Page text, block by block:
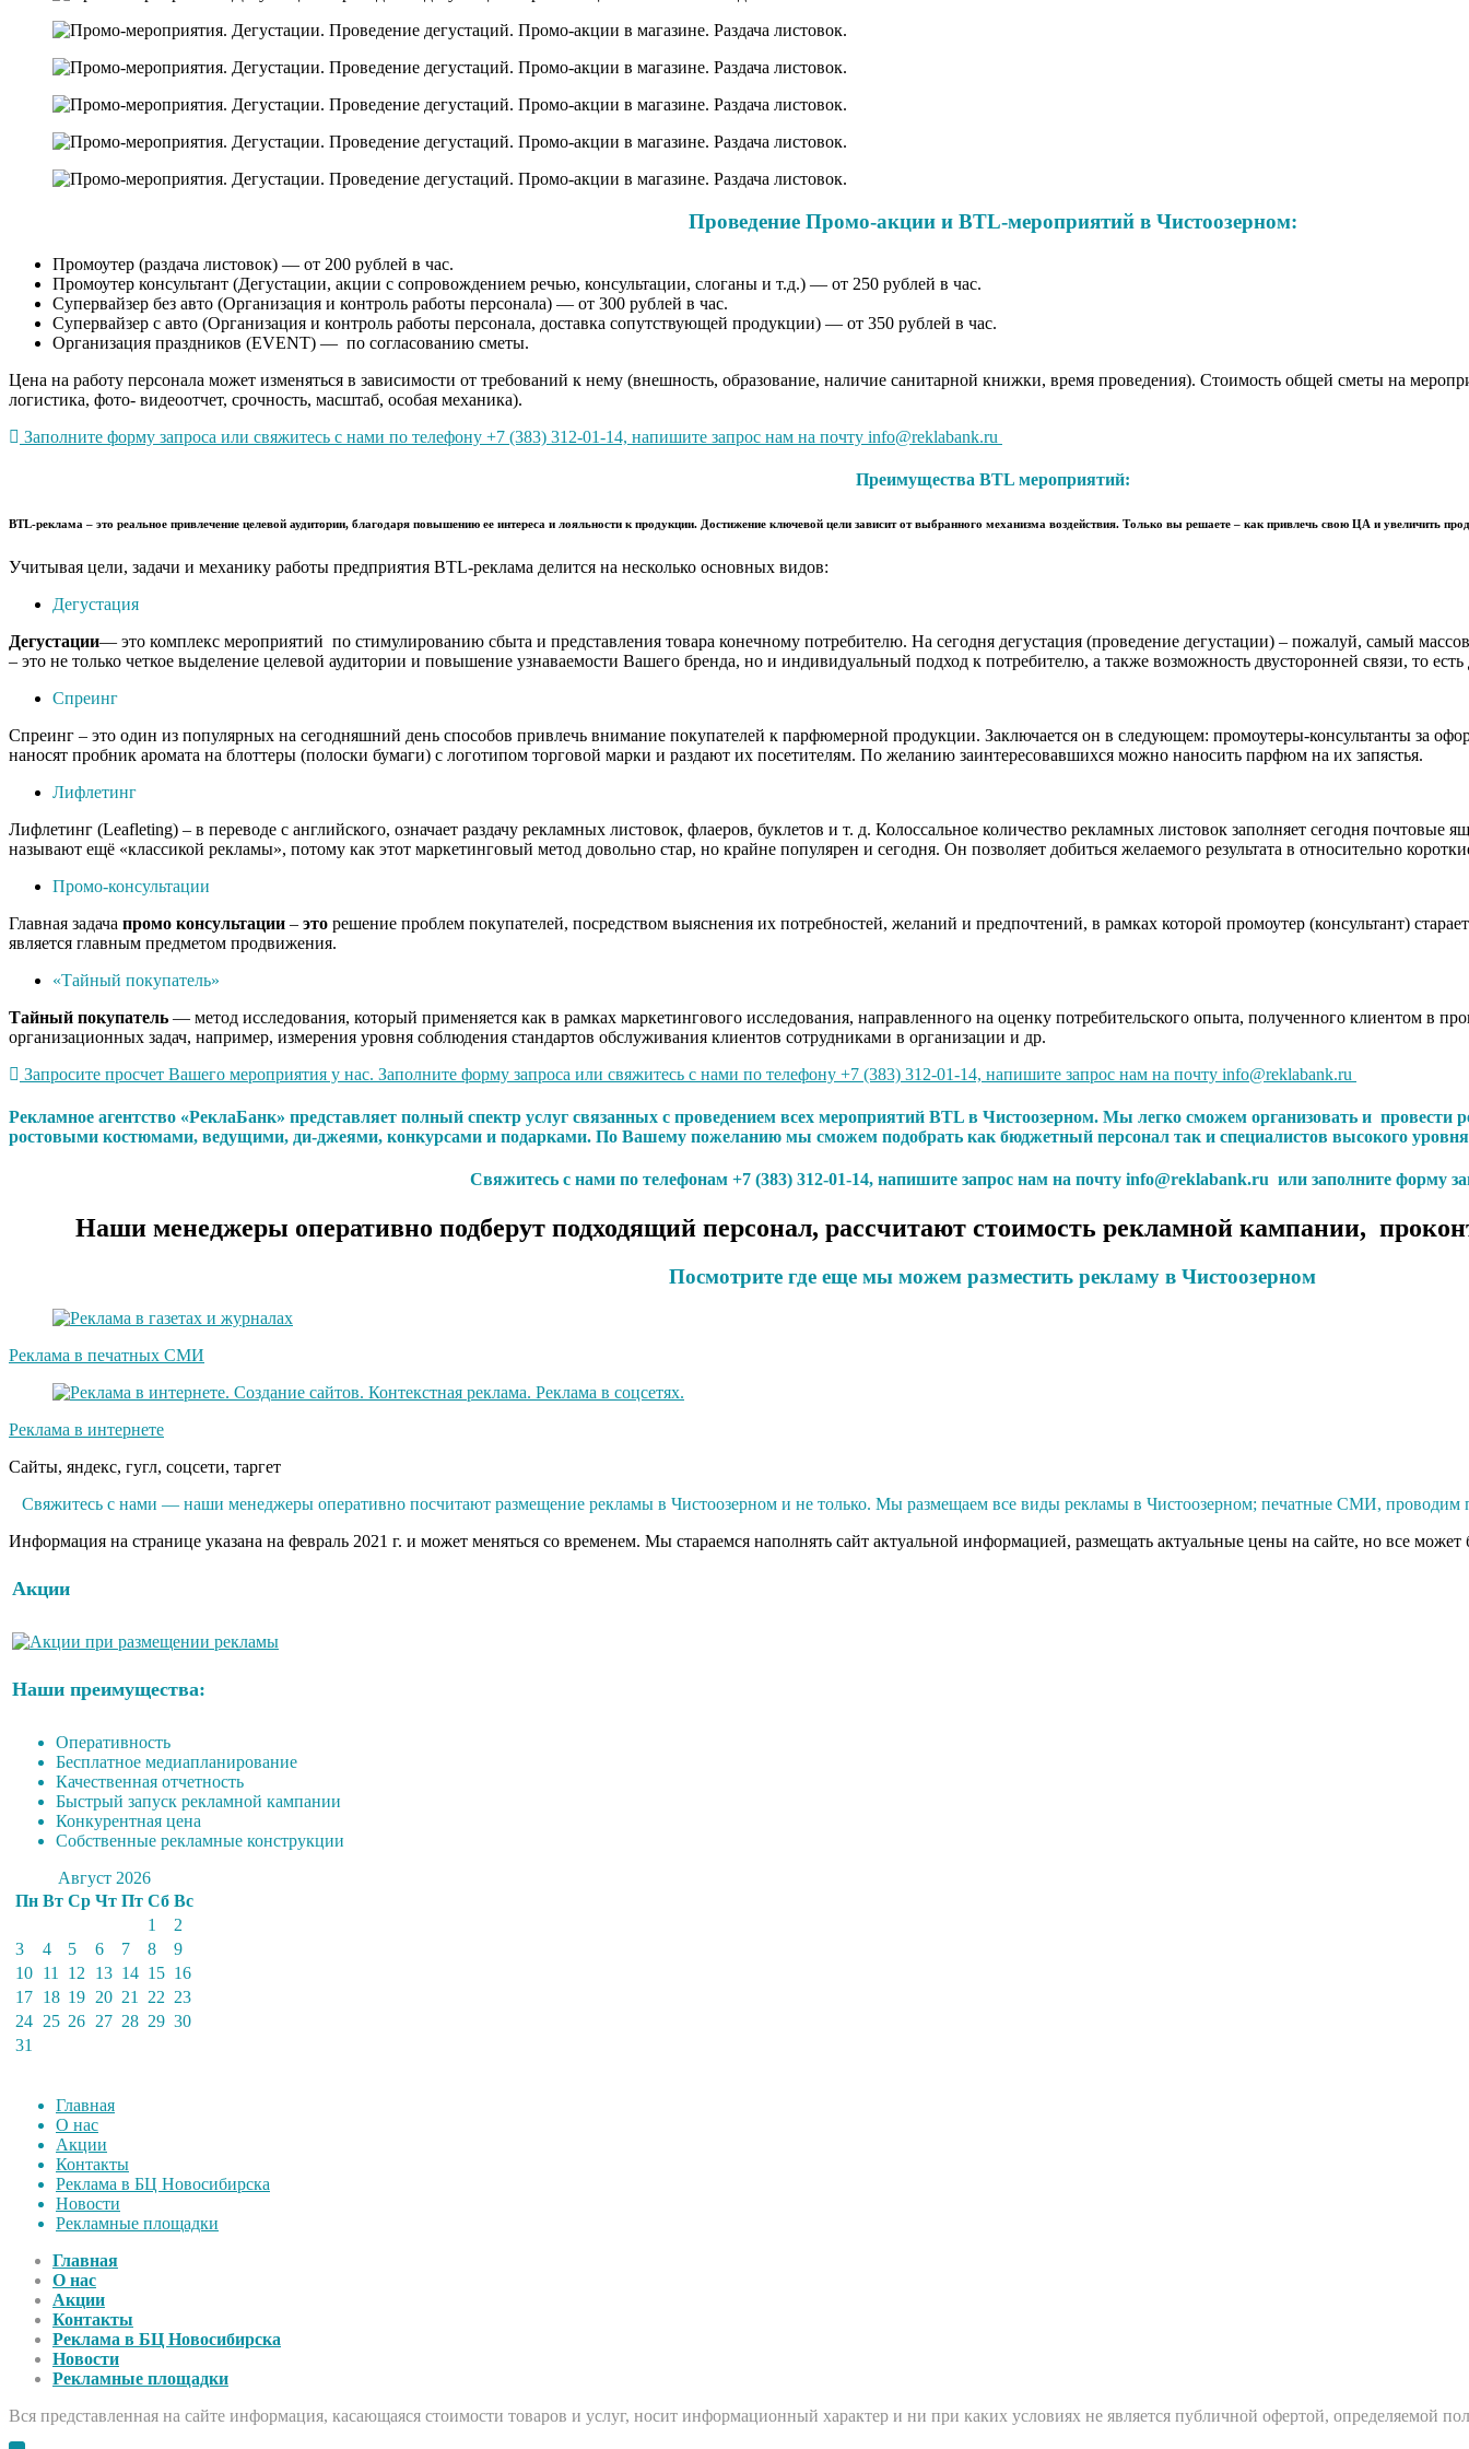
Проведение Промо-акции и BTL-мероприятий в Чистоозерном:
Промоутер (раздача листовок) — от 200 рублей в час.
Промоутер консультант (Дегустации, акции с сопровождением речью, консультации, слоганы и т.д.) — от 250 рублей в час.
Супервайзер без авто (Организация и контроль работы персонала) — от 300 рублей в час.
Супервайзер с авто (Организация и контроль работы персонала, доставка сопутствующей продукции) — от 350 рублей в час.
Организация праздников (EVENT) — по согласованию сметы.
Цена на работу персонала может изменяться в зависимости от требований к нему (внешность, образование, наличие санитарной книжки, время проведения). Стоимость общей сметы на
логистика, фото- видеоотчет, срочность, масштаб, особая механика).
Заполните форму запроса или свяжитесь с нами по телефону +7 (383) 312-01-14, напишите запрос нам на почту info@reklabank.ru
Преимущества BTL мероприятий:
BTL-реклама – это реальное привлечение целевой аудитории, благодаря повышению ее интереса и лояльности к продукции. Достижение ключевой цели зависит от выбранного механизма воздействия. Только вы решаете – как привлечь свою ЦА и увеличить
Учитывая цели, задачи и механику работы предприятия BTL-реклама делится на несколько основных видов:
Дегустация
Дегустации— это комплекс мероприятий по стимулированию сбыта и представления товара конечному потребителю. На сегодня дегустация (проведение дегустации) – пожалуй, самый
– это не только четкое выделение целевой аудитории и повышение узнаваемости Вашего бренда, но и индивидуальный подход к потребителю, а также возможность двусторонней связи, то есть
Спреинг
Спреинг – это один из популярных на сегодняшний день способов привлечь внимание покупателей к парфюмерной продукции. Заключается он в следующем: промоутеры-консультанты за
наносят пробник аромата на блоттеры (полоски бумаги) с логотипом торговой марки и раздают их посетителям. По желанию заинтересовавшихся можно наносить парфюм на их запястья.
Лифлетинг
Лифлетинг (Leafleting) – в переводе с английского, означает раздачу рекламных листовок, флаеров, буклетов и т. д. Колоссальное количество рекламных листовок заполняет сегодня
называют ещё «классикой рекламы», потому как этот маркетинговый метод довольно стар, но крайне популярен и сегодня. Он позволяет добиться желаемого результата в относительно
Промо-консультации
Главная задача промо консультации – это решение проблем покупателей, посредством выяснения их потребностей, желаний и предпочтений, в рамках которой промоутер (консультант)
является главным предметом продвижения.
«Тайный покупатель»
Тайный покупатель — метод исследования, который применяется как в рамках маркетингового исследования, направленного на оценку потребительского опыта, полученного клиентом в
организационных задач, например, измерения уровня соблюдения стандартов обслуживания клиентов сотрудниками в организации и др.
Запросите просчет Вашего мероприятия у нас. Заполните форму запроса или свяжитесь с нами по телефону +7 (383) 312-01-14, напишите запрос нам на почту info@reklabank.ru
Рекламное агентство «РеклаБанк» представляет полный спектр услуг связанных с проведением всех мероприятий BTL в Чистоозерном. Мы легко сможем организовать и
ростовыми костюмами, ведущими, ди-джеями, конкурсами и подарками. По Вашему пожеланию мы сможем подобрать как бюджетный персонал так и специалистов высокого
Свяжитесь с нами по телефонам +7 (383) 312-01-14, напишите запрос нам на почту info@reklabank.ru или заполните форму
Наши менеджеры оперативно подберут подходящий персонал, рассчитают стоимость рекламной кампании,
Посмотрите где еще мы можем разместить рекламу в Чистоозерном
Реклама в печатных СМИ
Реклама в интернете
Сайты, яндекс, гугл, соцсети, таргет
Свяжитесь с нами — наши менеджеры оперативно посчитают размещение рекламы в Чистоозерном и не только. Мы размещаем все виды рекламы в Чистоозерном; печатные СМИ, проводим
Информация на странице указана на февраль 2021 г. и может меняться со временем. Мы стараемся наполнять сайт актуальной информацией, размещать актуальные цены на сайте, но все
Акции
Наши преимущества:
Оперативность
Бесплатное медиапланирование
Качественная отчетность
Быстрый запуск рекламной кампании
Конкурентная цена
Собственные рекламные конструкции
Август 2026
Пн Вт Ср Чт Пт Сб Вс
1
2
3
4 5 6 7 8
9
10 11 12 13 14 15 16
17 18 19 20 21 22 23
24 25 26 27 28 29 30
31
Главная
О нас
Акции
Контакты
Реклама в БЦ Новосибирска
Новости
Рекламные площадки
Главная
О нас
Акции
Контакты
Реклама в БЦ Новосибирска
Новости
Рекламные площадки
Вся представленная на сайте информация, касающаяся стоимости товаров и услуг, носит информационный характер и ни при каких условиях не является публичной офертой, определяемой